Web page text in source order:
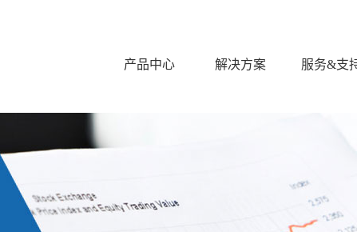
产品中心 解决方案 服务&支